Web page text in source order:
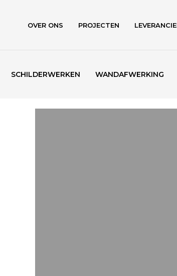
OVER ONS PROJECTEN
SCHILDERWERKEN WANDAFWERKING